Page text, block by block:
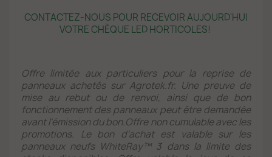
CONTACTEZ-NOUS POUR RECEVOIR AUJOURD'HUI
VOTRE CHÈQUE LED HORTICOLES!
Offre limitée aux particuliers pour la reprise de
panneaux achetés sur Agrotek.fr. Une preuve de
mise au rebut ou de renvoi, ainsi que de bon
fonctionnement des panneaux peut être demandée
avant l'émission du bon.Offre non cumulable avec les
promotions. Le bon d'achat est valable sur les
panneaux neufs WhiteRay™ 3 dans la limite des